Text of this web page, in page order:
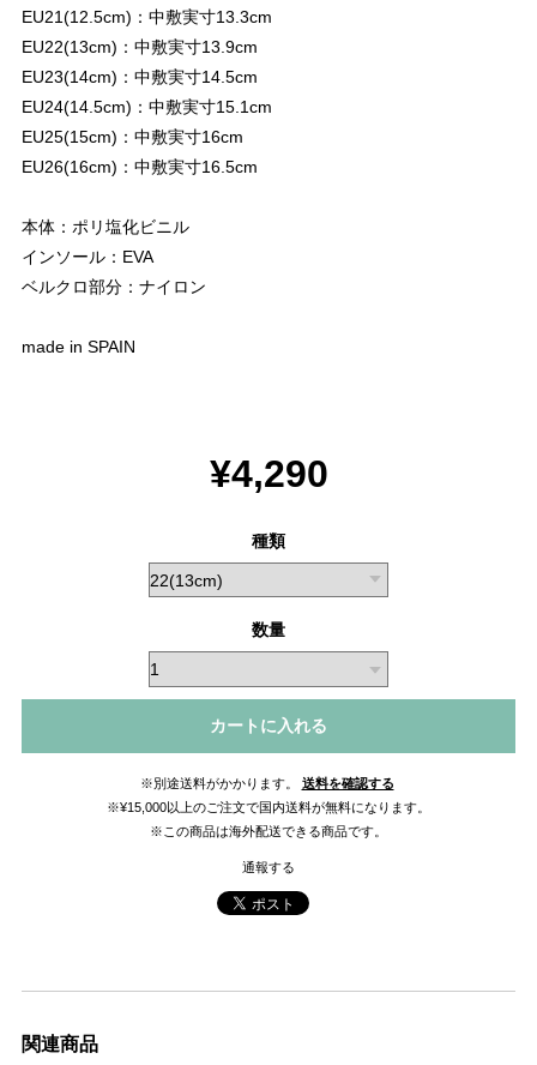
EU21(12.5cm)：中敷実寸13.3cm
EU22(13cm)：中敷実寸13.9cm
EU23(14cm)：中敷実寸14.5cm
EU24(14.5cm)：中敷実寸15.1cm
EU25(15cm)：中敷実寸16cm
EU26(16cm)：中敷実寸16.5cm
本体：ポリ塩化ビニル
インソール：EVA
ベルクロ部分：ナイロン
made in SPAIN
¥4,290
種類
数量
カートに入れる
※別途送料がかかります。
送料を確認する
※¥15,000以上のご注文で国内送料が無料になります。
※この商品は海外配送できる商品です。
通報する
関連商品